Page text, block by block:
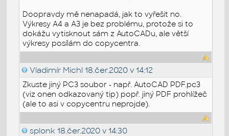
Doopravdy mě nenapadá, jak to vyřešit no.
Výkresy A4 a A3 je bez problému, protože si to
dokážu vytisknout sám z AutoCADu, ale větší
výkresy posílám do copycentra.
Vladimír Michl 18.čer.2020 v 14:12
Zkuste jiný PC3 soubor - např. AutoCAD PDF.pc3
(viz onen odkazovaný tip) popř. jiný PDF prohlížeč
(ale to asi v copycentru neprojde).
splonk 18.čer.2020 v 14:30